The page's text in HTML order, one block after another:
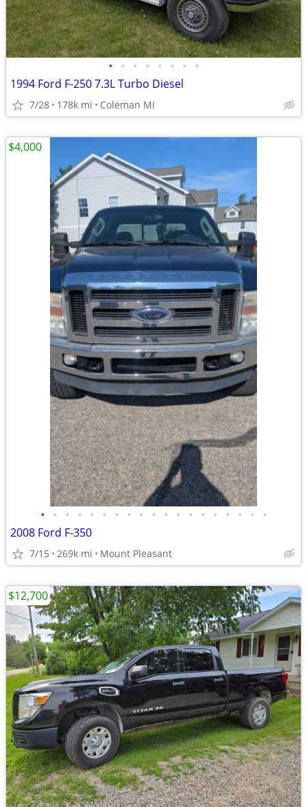
• • • • • • • •
1994 Ford F-250 7.3L Turbo Diesel
7/28 178k mi Coleman MI
• • • • • • • • • • • • • • • • • • •
2008 Ford F-350
7/15 269k mi Mount Pleasant
$4,000
$12,700